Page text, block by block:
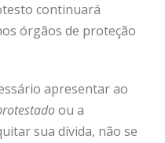
continuará
órgãos de proteção
apresentar ao
ou a
sua dívida, não se